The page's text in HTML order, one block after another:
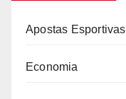
Apostas Esportivas
Economia